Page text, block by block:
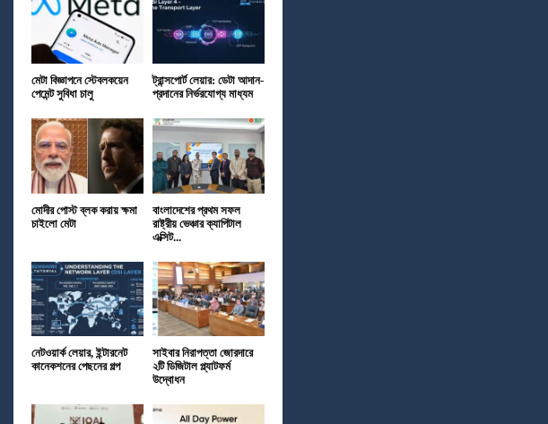
মেটা বিজ্ঞাপনে স্টেবলকয়েন
পেমেন্ট সুবিধা চালু
ট্রান্সপোর্ট লেয়ার: ডেটা আদান-
প্রদানের নির্ভরযোগ্য মাধ্যম
মোদীর পোস্ট ব্লক করায় ক্ষমা
চাইলো মেটা
বাংলাদেশের প্রথম সফল
রাষ্ট্রীয় ভেঞ্চার ক্যাপিটাল
এক্সিট...
নেটওয়ার্ক লেয়ার, ইন্টারনেট
কানেকশনের পেছনের গল্প
সাইবার নিরাপত্তা জোরদারে
২টি ডিজিটাল প্ল্যাটফর্ম
উদ্বোধন